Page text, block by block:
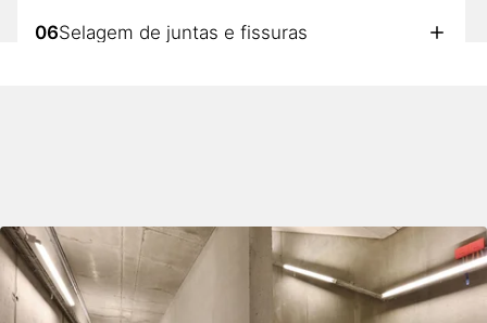
06Selagem de juntas e fissuras
10Fixação de objetos pesados